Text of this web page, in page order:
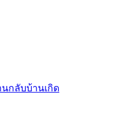
นกลับบ้านเกิด